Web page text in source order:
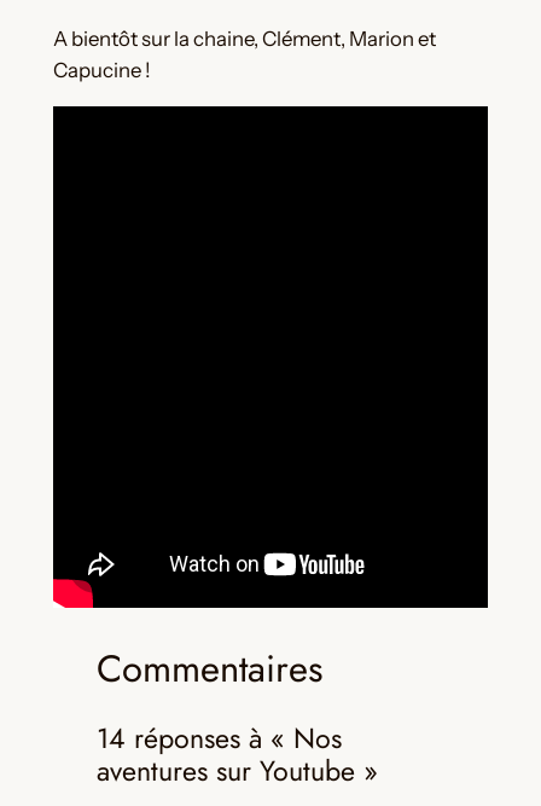
A bientôt sur la chaine, Clément, Marion et
Capucine !
Commentaires
14 réponses à « Nos
aventures sur Youtube »